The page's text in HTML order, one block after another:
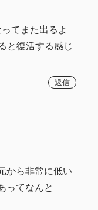
てまた出るよ
と復活する感じ
返信
から非常に低い
ってなんと